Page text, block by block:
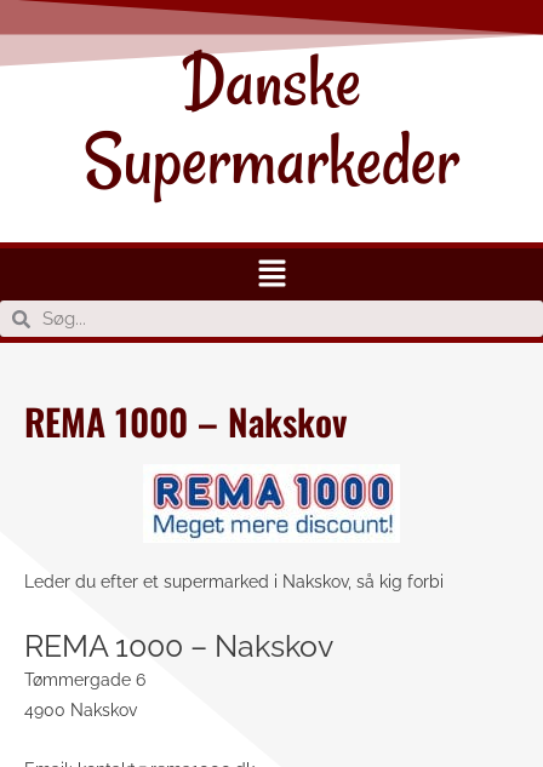
Danske
Supermarkeder
REMA 1000 – Nakskov
Leder du efter et supermarked i Nakskov, så kig forbi
REMA 1000 – Nakskov
Tømmergade 6
4900 Nakskov